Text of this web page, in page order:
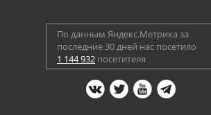
По данным Яндекс.Метрика за
последние 30 дней нас посетило
1 144 932 посетителя